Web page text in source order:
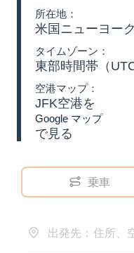
所在地：
米国ニューヨー
タイムゾーン：
東部時間帯（
空港マップ：
JFK空港を
Google マップ
で見る